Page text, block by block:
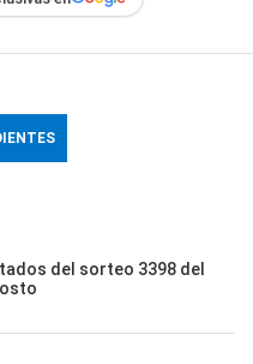
del sorteo 3398 del